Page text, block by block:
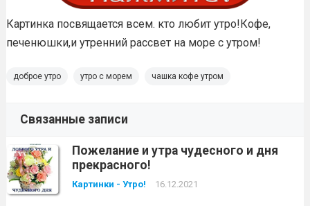
Картинка посвящается всем. кто любит утро!Кофе,
печенюшки,и утренний рассвет на море с утром!
доброе утро утро с морем чашка кофе утром
Связанные записи
Пожелание и утра чудесного и дня
прекрасного!
Картинки - Утро! 16.12.2021